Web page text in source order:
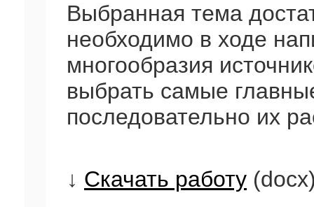
Выбранная тема
необходимо в ходе
многообразия
выбрать самые
последовательно их
↓ Скачать работу